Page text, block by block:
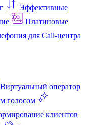
Эффективные
Платиновые
для Call-центра
Виртуальный оператор
голосом
клиентов